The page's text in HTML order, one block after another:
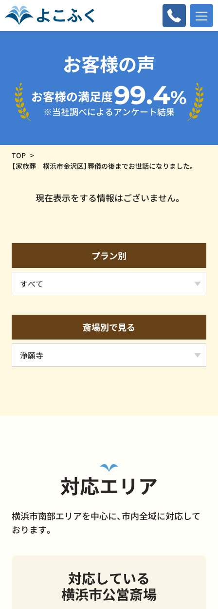
お客様の声
お客様の満足度99.4%
※当社調べによるアンケート結果
TOP
【家族葬 横浜市金沢区】葬儀の後までお世話になりました。
現在表示をする情報はございません。
プラン別
斎場別で見る
対応エリア
横浜市南部エリアを中心に、市内全域に対応して
おります。
対応している
横浜市公営斎場